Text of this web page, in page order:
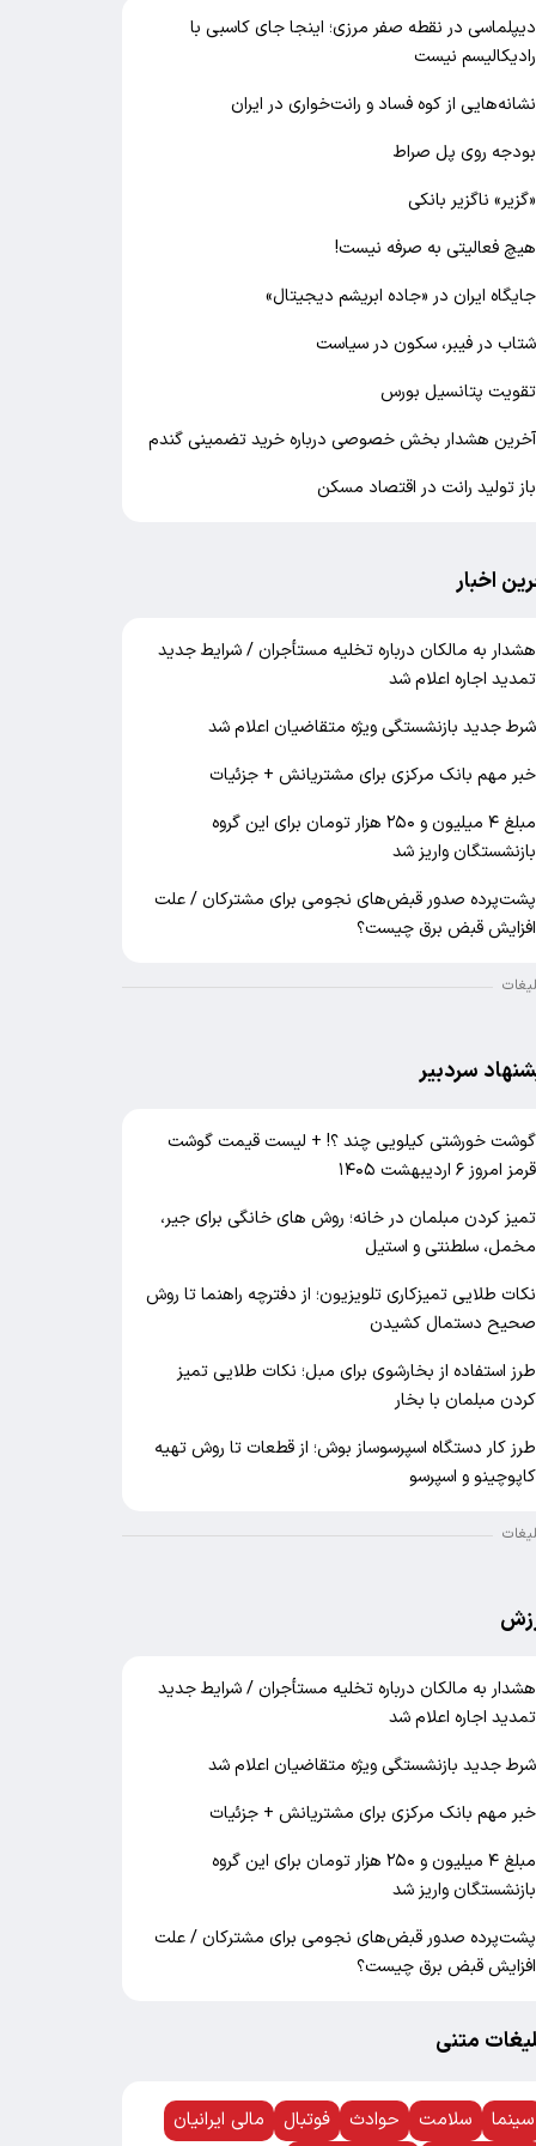
دیپلماسی در نقطه صفر مرزی؛ اینجا جای کاسبی با
رادیکالیسم نیست
نشانه‌هایی از کوه فساد و رانت‌خواری در ایران
بودجه روی پل صراط
«گزیر» ناگزیر بانکی
هیچ فعالیتی به صرفه نیست!
جایگاه ایران در «جاده ابریشم دیجیتال»
شتاب در فیبر، سکون در سیاست
تقویت پتانسیل بورس
آخرین هشدار بخش خصوصی درباره خرید تضمینی گندم
باز تولید رانت در اقتصاد مسکن
اخبار
هشدار به مالکان درباره تخلیه مستأجران / شرایط جدید
تمدید اجاره اعلام شد
شرط جدید بازنشستگی ویژه متقاضیان اعلام شد
خبر مهم بانک مرکزی برای مشتریانش + جزئیات
مبلغ ۴ میلیون و ۲۵۰ هزار تومان برای این گروه
بازنشستگان واریز شد
پشت‌پرده صدور قبض‌های نجومی برای مشترکان / علت
افزایش قبض برق چیست؟
سردبیر
گوشت خورشتی کیلویی چند ؟! + لیست قیمت گوشت
قرمز امروز ۶ اردیبهشت ۱۴۰۵
تمیز کردن مبلمان در خانه؛ روش های خانگی برای جیر،
مخمل، سلطنتی و استیل
نکات طلایی تمیزکاری تلویزیون؛ از دفترچه راهنما تا روش
صحیح دستمال کشیدن
طرز استفاده از بخارشوی برای مبل؛ نکات طلایی تمیز
کردن مبلمان با بخار
طرز کار دستگاه اسپرسوساز بوش؛ از قطعات تا روش تهیه
کاپوچینو و اسپرسو
هشدار به مالکان درباره تخلیه مستأجران / شرایط جدید
تمدید اجاره اعلام شد
شرط جدید بازنشستگی ویژه متقاضیان اعلام شد
خبر مهم بانک مرکزی برای مشتریانش + جزئیات
مبلغ ۴ میلیون و ۲۵۰ هزار تومان برای این گروه
بازنشستگان واریز شد
پشت‌پرده صدور قبض‌های نجومی برای مشترکان / علت
افزایش قبض برق چیست؟
متنی
سینما سلامت حوادث فوتبال مالی ایرانیان